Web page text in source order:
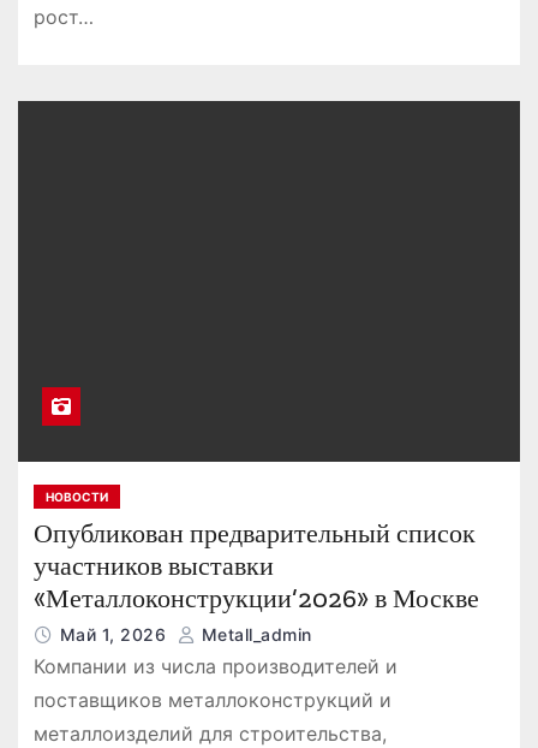
рост…
НОВОСТИ
Опубликован предварительный список
участников выставки
«Металлоконструкции’2026» в Москве
Май 1, 2026 Metall_admin
Компании из числа производителей и
поставщиков металлоконструкций и
металлоизделий для строительства,